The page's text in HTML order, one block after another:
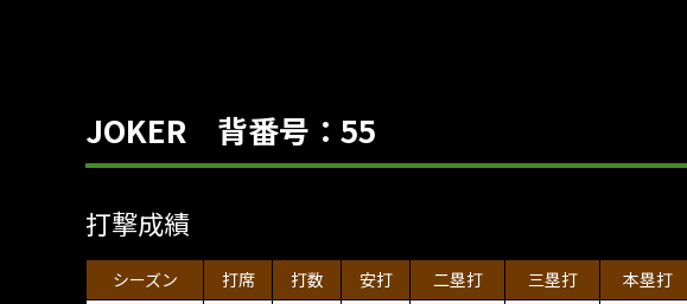
JOKER 背番号：55
打撃成績
シーズン 打席 打数 安打 二塁打 三塁打 本塁打